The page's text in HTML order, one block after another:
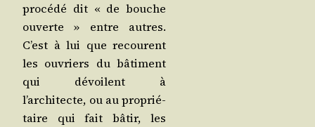
pro­cé­dé dit « de bouche
ouverte » entre autres.
C’est à lui que recourent
les ouvriers du bâti­ment
qui dévoilent à
l’architecte, ou au pro­prié­
taire qui fait bâtir, les